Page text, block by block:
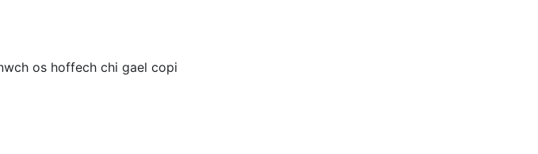
os hoffech chi gael copi